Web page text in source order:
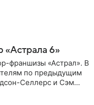
6»
франшизы «Астрал». В
по предыдущим
Селлерс и Сэм